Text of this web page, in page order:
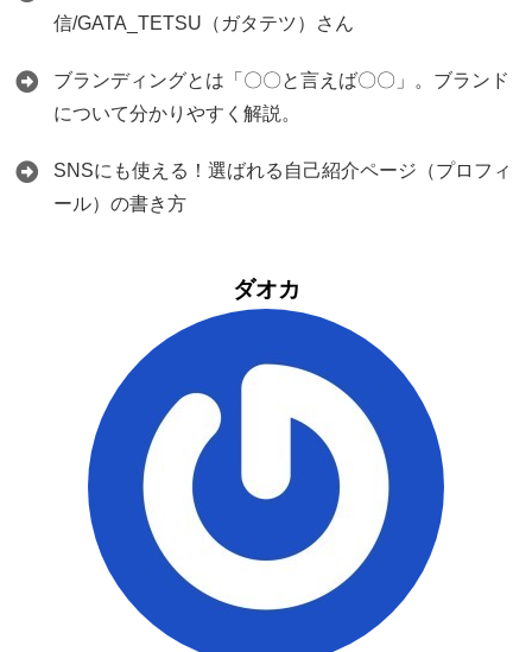
信/GATA_TETSU（ガタテツ）さん
ブランディングとは「〇〇と言えば〇〇」。ブランド
について分かりやすく解説。
SNSにも使える！選ばれる自己紹介ページ（プロフィ
ール）の書き方
ダオカ